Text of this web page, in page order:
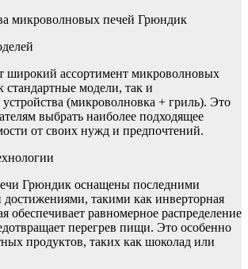
микроволновых печей Грюндик
широкий ассортимент микроволновых
стандартные модели, так и
(микроволновка + гриль). Это
выбрать наиболее подходящее
от своих нужд и предпочтений.
Грюндик оснащены последними
достижениями, такими как инверторная
обеспечивает равномерное распределение
перегрев пищи. Это особенно
продуктов, таких как шоколад или